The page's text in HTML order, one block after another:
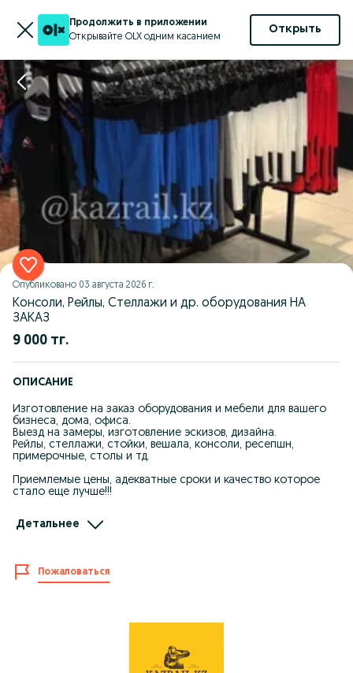
Продолжить в приложении
Открывайте OLX одним касанием
Открыть
Опубликовано 03 августа 2026 г.
Консоли, Рейлы, Стеллажи и др. оборудования НА
ЗАКАЗ
9 000 тг.
ОПИСАНИЕ
Изготовление на заказ оборудования и мебели для вашего
бизнеса, дома, офиса.
Выезд на замеры, изготовление эскизов, дизайна.
Рейлы, стеллажи, стойки, вешала, консоли, ресепшн,
примерочные, столы и тд.
Приемлемые цены, адекватные сроки и качество которое
стало еще лучше!!!
размерам и количеству!*
По всем вопросам звоните или пишите на what’s app по
номеру указанному в шапке профиля
Детальнее
Пожаловаться